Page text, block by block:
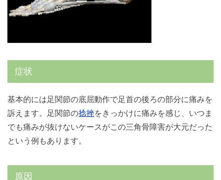
症状
基本的には足関節の底屈動作で足首の後ろの部分に痛みを
訴えます。足関節の捻挫をきっかけに痛みを感じ、いつま
でも痛みが抜けないケースがこの三角骨障害が大元だった
という例もあります。
原因